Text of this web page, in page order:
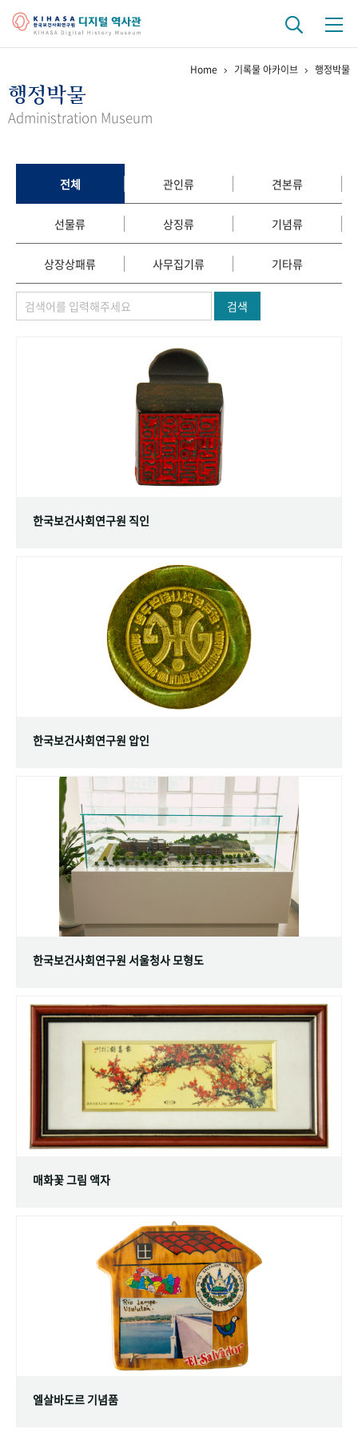
걸어온 길 기관 변천사
정책과 연구 키워드로 보는 연구 역사
연구자들
간행물 변천사
기록물 아카이브
사진 아카이브 문서 기록물 행정박물 영상 기록물
숫자로 보는 50년 50+1
Home 기록물 아카이브 행정박물
행정박물
Administration Museum
전체 관인류 견본류
선물류 상징류 기념류
상장상패류 사무집기류 기타류
검색
한국보건사회연구원 직인
한국보건사회연구원 압인
한국보건사회연구원 서울청사 모형도
매화꽃 그림 액자
엘살바도르 기념품